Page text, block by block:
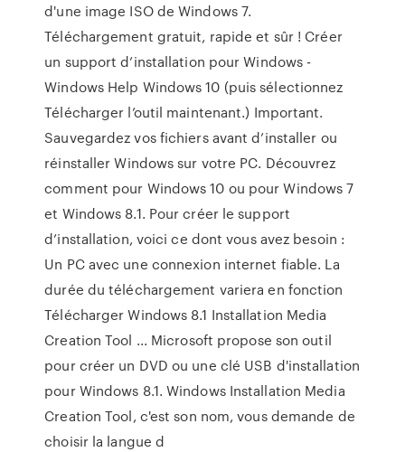
d'une image ISO de Windows 7.
Téléchargement gratuit, rapide et sûr ! Créer
un support d’installation pour Windows -
Windows Help Windows 10 (puis sélectionnez
Télécharger l’outil maintenant.) Important.
Sauvegardez vos fichiers avant d’installer ou
réinstaller Windows sur votre PC. Découvrez
comment pour Windows 10 ou pour Windows 7
et Windows 8.1. Pour créer le support
d’installation, voici ce dont vous avez besoin :
Un PC avec une connexion internet fiable. La
durée du téléchargement variera en fonction
Télécharger Windows 8.1 Installation Media
Creation Tool ... Microsoft propose son outil
pour créer un DVD ou une clé USB d'installation
pour Windows 8.1. Windows Installation Media
Creation Tool, c'est son nom, vous demande de
choisir la langue d